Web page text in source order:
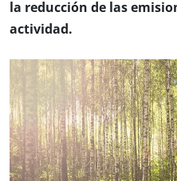
la reducción de las
actividad.